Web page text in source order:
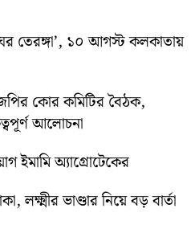
তেরঙ্গা’, ১০ আগস্ট কলকাতায়
কোর কমিটির বৈঠক,
আলোচনা
ইমামি অ্যাগ্রোটেকের
লক্ষ্মীর ভাণ্ডার নিয়ে বড় বার্তা